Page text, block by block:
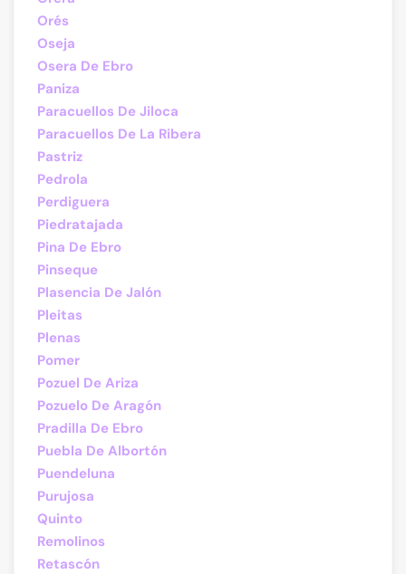
Orés
Oseja
Osera De Ebro
Paniza
Paracuellos De Jiloca
Paracuellos De La Ribera
Pastriz
Pedrola
Perdiguera
Piedratajada
Pina De Ebro
Pinseque
Plasencia De Jalón
Pleitas
Plenas
Pomer
Pozuel De Ariza
Pozuelo De Aragón
Pradilla De Ebro
Puebla De Albortón
Puendeluna
Purujosa
Quinto
Remolinos
Retascón